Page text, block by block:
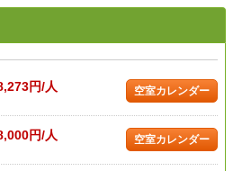
円/人 空室カレンダー
円/人 空室カレンダー